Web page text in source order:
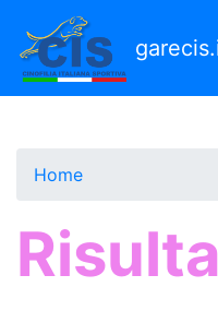
contenuto
principale
Home